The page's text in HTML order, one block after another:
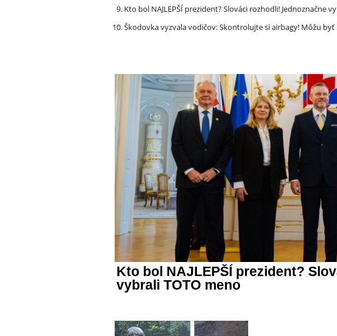
Kto bol NAJLEPŠÍ prezident? Slováci rozhodli! Jednoznačne
Škodovka vyzvala vodičov: Skontrolujte si airbagy! Môžu byť
Kto bol NAJLEPŠÍ prezident?
vybrali TOTO meno